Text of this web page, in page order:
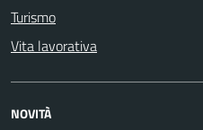
Turismo
Vita lavorativa
NOVITÀ